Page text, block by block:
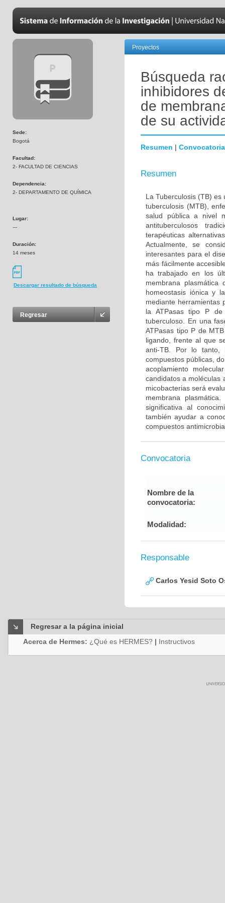
Sede:
Bogotá
Facultad:
2- FACULTAD DE CIENCIAS
Dependencia:
2- DEPARTAMENTO DE QUÍMICA
Lugar:
---
Duración:
14 meses
Descargar resultado de búsqueda
Regresar
Proyectos
Búsqueda
inhibidores
de
de su
Resumen | Convocatoria
Resumen
La Tuberculosis (TB)
tuberculosis (MTB),
salud pública a nivel
antituberculosos
terapéuticas
Actualmente, se
interesantes para el
más fácilmente
ha trabajado en los
membrana plasmática
homeostasis iónica y
mediante herramientas
la ATPasas tipo P
tuberculoso. En una
ATPasas tipo P de
ligando, frente al que
anti-TB. Por lo tanto,
compuestos públicas,
acoplamiento
candidatos a moléculas
micobacterias será
membrana
significativa al
también ayudar a
compuestos
Convocatoria
Nombre de la
convocatoria:
Modalidad:
Responsable
Carlos Yesid Soto
Regresar a la página inicial
Acerca de Hermes: ¿Qué es HERMES? | Instructivos